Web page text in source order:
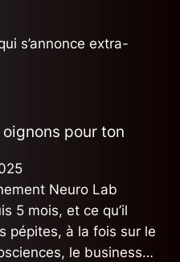
s’annonce extra-
pour ton
Neuro Lab
5 mois, et ce qu’il
pépites, à la fois sur le
le business…